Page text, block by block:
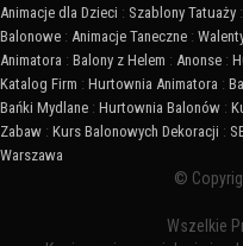
Animacje dla Dzieci : Szablony Tatuaży :
Balonowe : Animacje Taneczne :
Animatora : Balony z Helem : Anonse :
Katalog Firm : Hurtownia Animatora :
Bańki Mydlane : Hurtownia Balonów :
Zabaw : Kurs Balonowych Dekoracji :
Warszawa
©
Wszelkie